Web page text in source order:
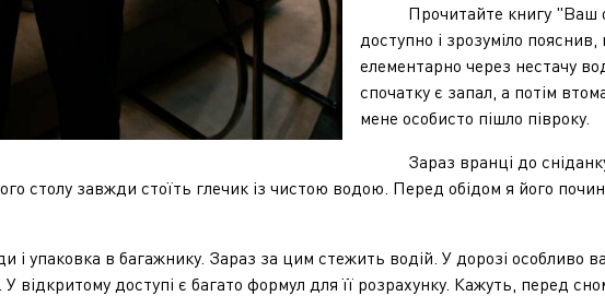
Прочитайте книгу "Ваш
доступно і зрозуміло
елементарно через нестачу
спочатку є запал, а потім
мене особисто пішло півроку.
Зараз вранці до сніданку
столу завжди стоїть глечик із чистою водою. Перед обідом я його
в багажнику. Зараз за цим стежить водій. У дорозі особливо
відкритому доступі є багато формул для її розрахунку. Кажуть, перед